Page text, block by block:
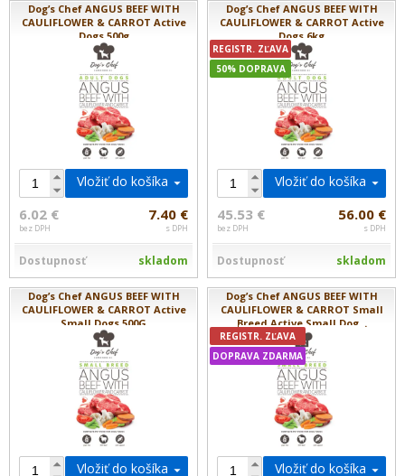
Dog’s Chef ANGUS BEEF WITH
CAULIFLOWER & CARROT Active
Dogs 500g
Vložiť do košíka
6.02 €
bez DPH
7.40 €
s DPH
Dostupnosť skladom
Dog’s Chef ANGUS BEEF WITH
CAULIFLOWER & CARROT Active
Dogs 6kg
REGISTR. ZĽAVA
50% DOPRAVA
Vložiť do košíka
45.53 €
bez DPH
56.00 €
s DPH
Dostupnosť skladom
Dog’s Chef ANGUS BEEF WITH
CAULIFLOWER & CARROT Active
Small Dogs 500G
Vložiť do košíka
Dog’s Chef ANGUS BEEF WITH
CAULIFLOWER & CARROT Small
Breed Active Small Dog...
REGISTR. ZĽAVA
DOPRAVA ZDARMA
Vložiť do košíka